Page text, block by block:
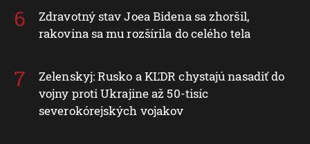
Zdravotný stav Joea Bidena sa zhoršil,
rakovina sa mu rozšírila do celého tela
Zelenskyj: Rusko a KĽDR chystajú nasadiť do
vojny proti Ukrajine až 50-tisíc
severokórejských vojakov